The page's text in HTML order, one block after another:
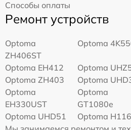
Способы оплаты
Ремонт устройств
Optoma
ZH406ST
Optoma
Optoma EH412
Optoma
Optoma ZH403
Optoma
Optoma
EH330UST
Optoma
GT1080e
Optoma UHD51
Optoma H116